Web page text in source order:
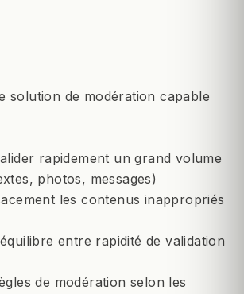
solution de modération capable
rapidement un grand volume
photos, messages)
les contenus inappropriés
entre rapidité de validation
de modération selon les